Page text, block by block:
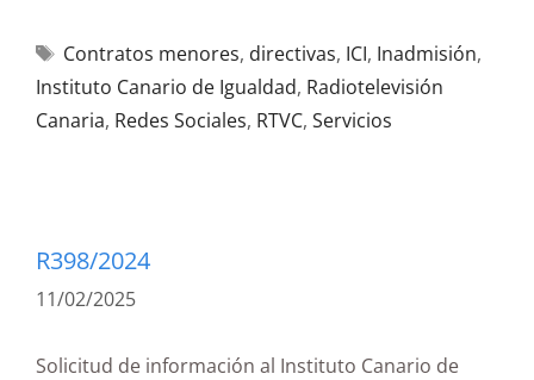
Contratos menores, directivas, ICI, Inadmisión,
Instituto Canario de Igualdad, Radiotelevisión
Canaria, Redes Sociales, RTVC, Servicios
R398/2024
11/02/2025
Solicitud de información al Instituto Canario de